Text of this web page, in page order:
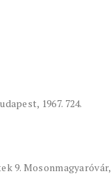
1967. 724.
9. Mosonmagyaróvár,